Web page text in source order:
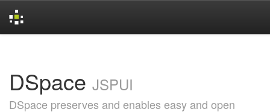
DSpace JSPUI
DSpace preserves and enables easy and open